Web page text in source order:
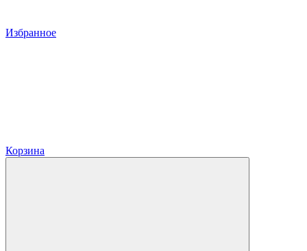
Избранное
Корзина